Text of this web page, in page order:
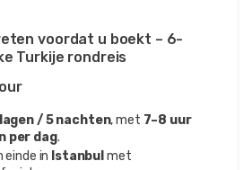
voordat u boekt – 6-
Turkije rondreis
/ 5 nachten, met 7–8 uur
per dag.
einde in Istanbul met